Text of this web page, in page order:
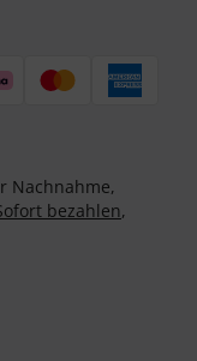
Nachnahme,
bezahlen,